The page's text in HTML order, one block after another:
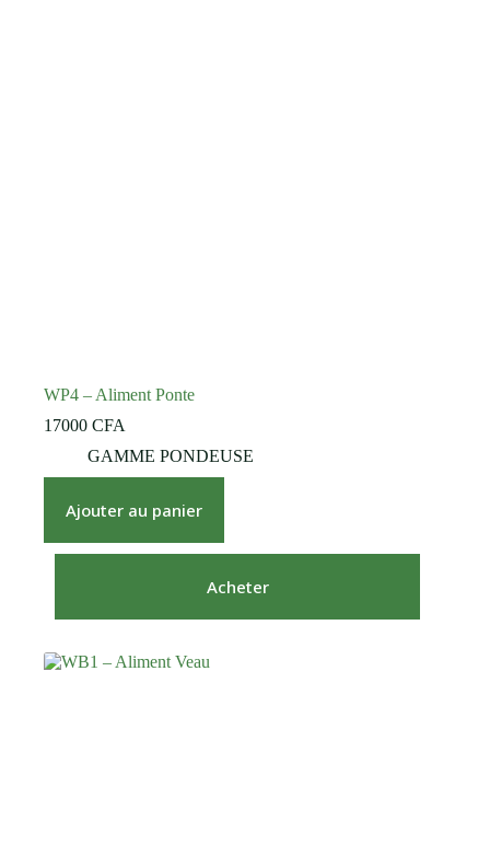
WP4 – Aliment Ponte
17000 CFA
GAMME PONDEUSE
Ajouter au panier
Acheter